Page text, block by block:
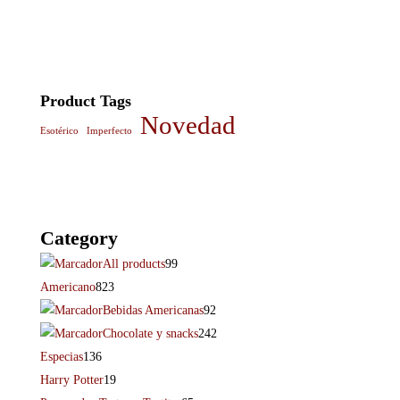
Product Tags
Esotérico Imperfecto Novedad
Category
All products99
Americano823
Bebidas Americanas92
Chocolate y snacks242
Especias136
Harry Potter19